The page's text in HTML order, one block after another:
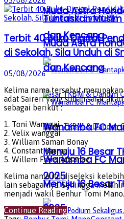
Muda Astra
dan Kencang
Wanamba FC
Menuju 16 Besar
2025
Tuntaskan
Muda Astra
dan Kencang
Wanamba FC
Menuju 16 Besar
2025
Terbit 40 Buku Digital
di Sekolah, Sila Unduh di
05/08/2026
Kelima nama tersebut
adat Saireri yang sudah sarat
sebagai berikut :
1. Toni Wanggai
2. Velix wanggai
3. William Saman Bonay
4. Constant Karma
5. Willem Frans Ansanay
Kelima nama itu diseleksi
lain sebagainya. Sehingga
menjadi wakil Benhur Tomi Mano.
Continue Reading